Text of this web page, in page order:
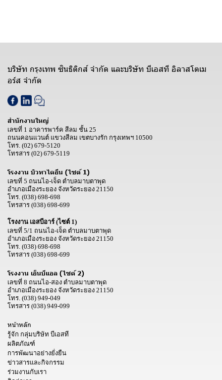
บริษัท กรุงเทพ ซินธิติกส์ จำกัด และบริษัท บีเอสที อิลาสโตเม
อร์ส จำกัด
สำนักงานใหญ่
เลขที่ 1 อาคารพาร์ค สีลม ชั้น 25
ถนนคอนแวนต์ แขวงสีลม เขตบางรัก กรุงเทพฯ 10500
โทร. (02) 679-5120
โทรสาร (02) 679-5119
โรงงาน บิวทาไดอีน (ไซต์ 1)
เลขที่ 5 ถนนไอ-เจ็ด ตำบลมาบตาพุด
อำเภอเมืองระยอง จังหวัดระยอง 21150
โทร. (038) 698-698
โทรสาร (038) 698-699
โรงงาน เอสบีอาร์ (ไซต์ 1)
เลขที่ 5/1 ถนนไอ-เจ็ด ตำบลมาบตาพุด
อำเภอเมืองระยอง จังหวัดระยอง 21150
โทร. (038) 698-698
โทรสาร (038) 698-699
โรงงาน เอ็นบีแอล (ไซต์ 2)
เลขที่ 8 ถนนไอ-สอง ตำบลมาบตาพุด
อำเภอเมืองระยอง จังหวัดระยอง 21150
โทร. (038) 949-049
โทรสาร (038) 949-099
หน้าหลัก
รู้จัก กลุ่มบริษัท บีเอสที
ผลิตภัณฑ์
การพัฒนาอย่างยั่งยืน
ข่าวสารและกิจกรรม
ร่วมงานกับเรา